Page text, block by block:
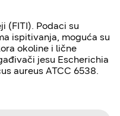
(FITI). Podaci su
ispitivanja, moguća su
okoline i lične
jesu Escherichia
aureus ATCC 6538.